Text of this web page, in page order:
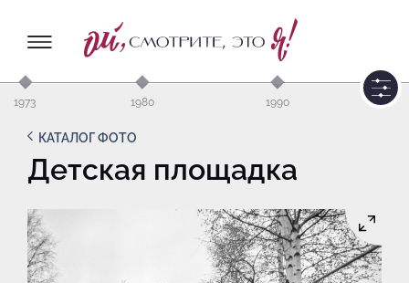
1973 1980 1990
КАТАЛОГ ФОТО
Детская площадка